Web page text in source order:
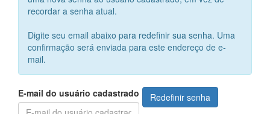
recordar a senha atual.
Digite seu email abaixo para redefinir sua senha. Uma
confirmação será enviada para este endereço de e-
mail.
E-mail do usuário cadastrado Redefinir senha